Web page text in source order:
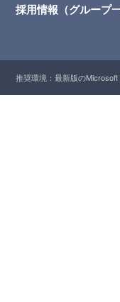
採用情報（グループ
推奨環境：最新版の